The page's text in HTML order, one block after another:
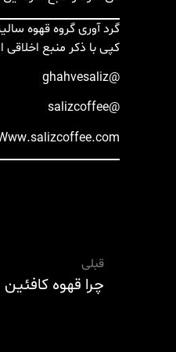
گرد آوری گروه قهوه
کپی با ذکر منبع
@ghahvesaliz
@salizcoffee
قبلی
چرا قهوه کافئین